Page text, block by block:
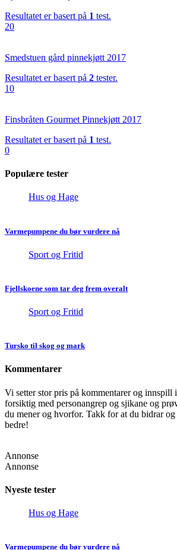
Resultatet er basert på 1 test.
20
Smedstuen gård pinnekjøtt 2017
Resultatet er basert på 2 tester.
10
Finsbråten Gourmet Pinnekjøtt 2017
Resultatet er basert på 1 test.
0
Populære tester
Hus og Hage
Varmepumpene du bør vurdere nå
Sport og Fritid
Fjellskoene som tar deg frem overalt
Sport og Fritid
Tursko til skog og mark
Kommentarer
Vi setter stor pris på kommentarer og innspill
forsiktig med personangrep og sjikane og
du mener og hvorfor. Takk for at du bidrar og
bedre!
Annonse
Annonse
Nyeste tester
Hus og Hage
Varmepumpene du bør vurdere nå